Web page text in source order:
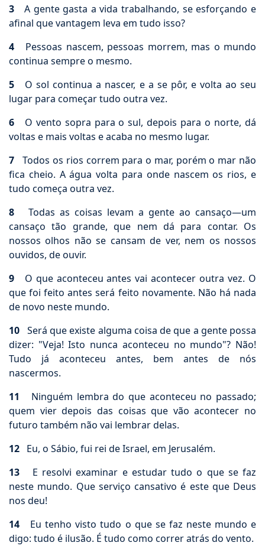
3 A gente gasta a vida trabalhando, se esforçando e
afinal que vantagem leva em tudo isso?
4 Pessoas nascem, pessoas morrem, mas o mundo
continua sempre o mesmo.
5 O sol continua a nascer, e a se pôr, e volta ao seu
lugar para começar tudo outra vez.
6 O vento sopra para o sul, depois para o norte, dá
voltas e mais voltas e acaba no mesmo lugar.
7 Todos os rios correm para o mar, porém o mar não
fica cheio. A água volta para onde nascem os rios, e
tudo começa outra vez.
8 Todas as coisas levam a gente ao cansaço—um
cansaço tão grande, que nem dá para contar. Os
nossos olhos não se cansam de ver, nem os nossos
ouvidos, de ouvir.
9 O que aconteceu antes vai acontecer outra vez. O
que foi feito antes será feito novamente. Não há nada
de novo neste mundo.
10 Será que existe alguma coisa de que a gente possa
dizer: "Veja! Isto nunca aconteceu no mundo"? Não!
Tudo já aconteceu antes, bem antes de nós
nascermos.
11 Ninguém lembra do que aconteceu no passado;
quem vier depois das coisas que vão acontecer no
futuro também não vai lembrar delas.
12 Eu, o Sábio, fui rei de Israel, em Jerusalém.
13 E resolvi examinar e estudar tudo o que se faz
neste mundo. Que serviço cansativo é este que Deus
nos deu!
14 Eu tenho visto tudo o que se faz neste mundo e
digo: tudo é ilusão. É tudo como correr atrás do vento.